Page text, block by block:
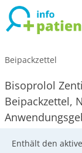
Beipackzettel
Bisoprolol
Beipackzettel,
Enthält den